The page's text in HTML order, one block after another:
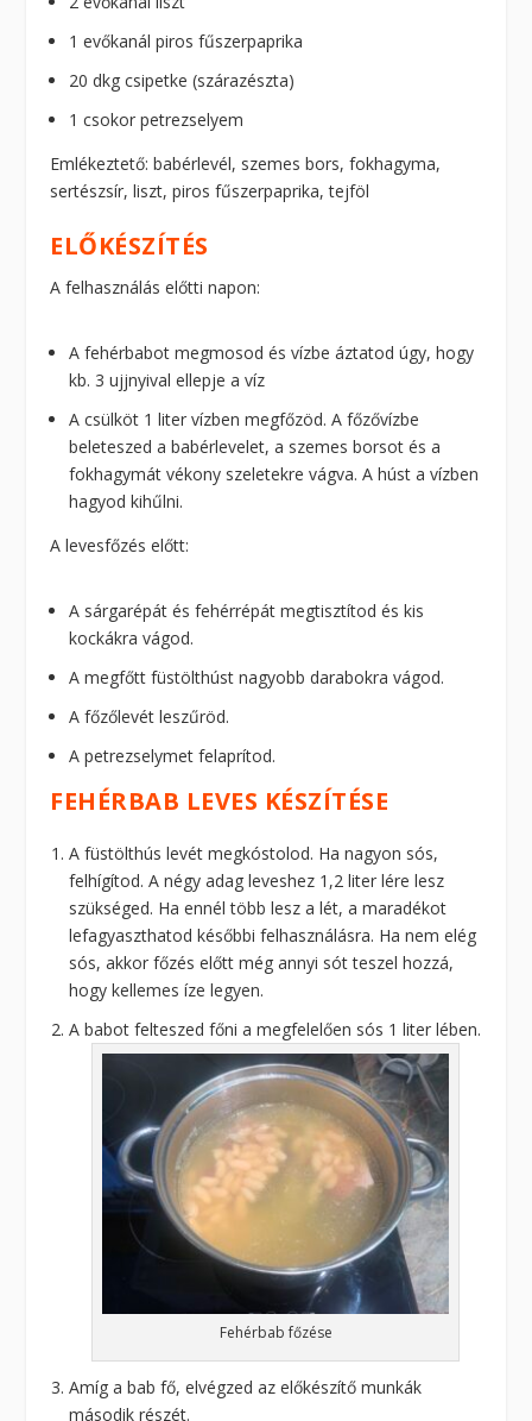
1 evőkanál piros fűszerpaprika
20 dkg csipetke (szárazészta)
1 csokor petrezselyem
Emlékeztető: babérlevél, szemes bors, fokhagyma,
sertészsír, liszt, piros fűszerpaprika, tejföl
ELŐKÉSZÍTÉS
A felhasználás előtti napon:
A fehérbabot megmosod és vízbe áztatod úgy, hogy
kb. 3 ujjnyival ellepje a víz
A csülköt 1 liter vízben megfőzöd. A főzővízbe
beleteszed a babérlevelet, a szemes borsot és a
fokhagymát vékony szeletekre vágva. A húst a vízben
hagyod kihűlni.
A levesfőzés előtt:
A sárgarépát és fehérrépát megtisztítod és kis
kockákra vágod.
A megfőtt füstölthúst nagyobb darabokra vágod.
A főzőlevét leszűröd.
A petrezselymet felaprítod.
FEHÉRBAB LEVES KÉSZÍTÉSE
A füstölthús levét megkóstolod. Ha nagyon sós,
felhígítod. A négy adag leveshez 1,2 liter lére lesz
szükséged. Ha ennél több lesz a lét, a maradékot
lefagyaszthatod későbbi felhasználásra. Ha nem elég
sós, akkor főzés előtt még annyi sót teszel hozzá,
hogy kellemes íze legyen.
A babot felteszed főni a megfelelően sós 1 liter lében.
Fehérbab főzése
Amíg a bab fő, elvégzed az előkészítő munkák
második részét.